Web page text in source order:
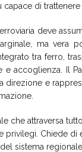
di trattenere
deve
ma vera
tra ferro,
e accoglienza. Il
direzione e
che attraversa
privilegi. Chiede di
sistema